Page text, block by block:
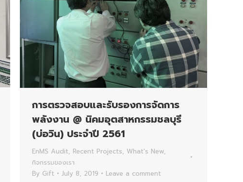
การตรวจสอบและรับรองการจัดการ
พลังงาน @ นิคมอุตสาหกรรมชลบุรี
(บ่อวิน) ประจำปี 2561
EnMS Audit, Recent Projects, What's New,
กิจกรรมของเรา
By Gift July 8, 2019 Leave a comment